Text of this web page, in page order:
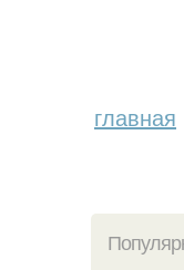
главная